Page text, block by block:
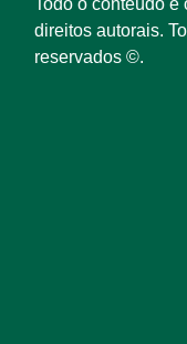
Todo o conteúdo
direitos autorais.
reservados ©.